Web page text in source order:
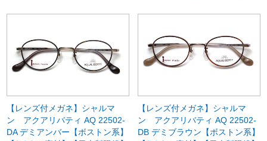
【レンズ付メガネ】シャルマ
ン アクアリバティ AQ 22502-
DA デミアンバー【ボストン系】
【レンズ付メガネ】シャルマ
ン アクアリバティ AQ 22502-
DB デミブラウン【ボストン系】